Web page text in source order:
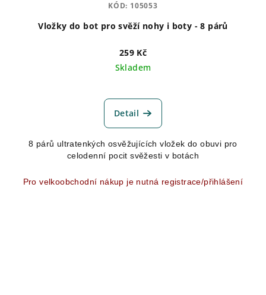
Vložky do bot pro svěží nohy i boty - 8 párů
259 Kč
Skladem
hodnocení
produktu
z
5
Detail
8 párů ultratenkých osvěžujících vložek do obuvi pro
celodenní pocit svěžesti v botách
Pro velkoobchodní nákup je nutná registrace/přihlášení
KÓD: 105053